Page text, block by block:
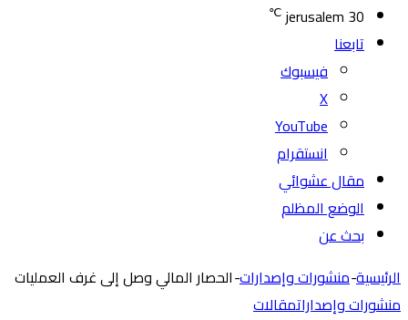
jerusalem 30
℃
تابعنا
فيسبوك
‫X
‫YouTube
انستقرام
مقال عشوائي
الوضع المظلم
بحث عن
الرئيسية-منشورات وإصدارات-الحصار المالي وصل إلى غرف العمليات
منشورات وإصداراتمقالات